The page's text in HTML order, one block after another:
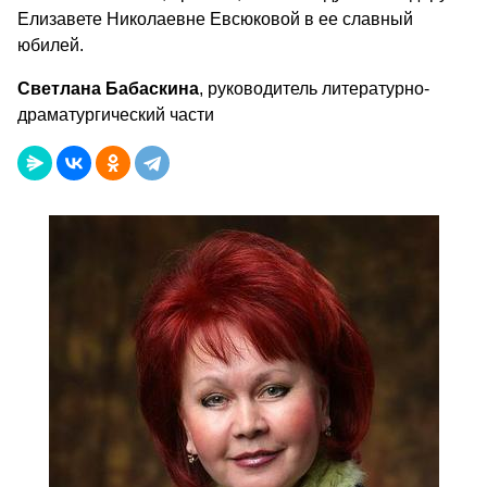
Елизавете Николаевне Евсюковой в ее славный
юбилей.
Светлана Бабаскина, руководитель литературно-
драматургический части